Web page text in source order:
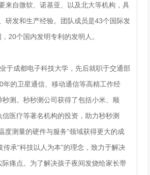
来自微软、诺基亚、以及北大等机构，具
研发和生产经验。团队成员是43个国际发
20个国内发明专利的发明人。
于成都电子科技大学，先后就职于交通部
年的卫星通信、移动通信等高精工作经
秒测。秒秒测公司获得了包括小米、顺
医疗等著名机构的投资，助力秒秒测
度测量的硬件与服务”领域获得更大的成
承“科技以人为本”的理念，致力于解决
际痛点。为了解决孩子夜间发烧给家长带